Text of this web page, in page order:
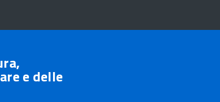
e delle